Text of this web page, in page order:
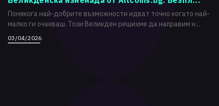
Понякога най-добрите възможности идват точно когато най-
малко ги очакваш. Този Великден решихме да направим н...
03/04/2026